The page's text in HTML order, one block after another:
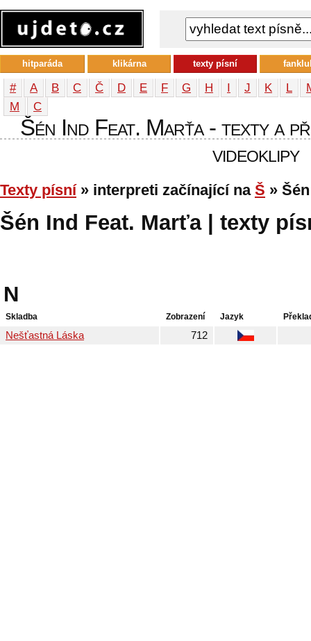
# A B C Č D E F G H I J K L
М
С
Šén Ind Feat. Marťa - texty a
videoklipy
Texty písní» interpreti začínající na Š »
Šén Ind Feat. Marťa | texty
N
Skladba Zobrazení Jazyk
Nešťastná Láska 712
hitparáda klikárna texty písní